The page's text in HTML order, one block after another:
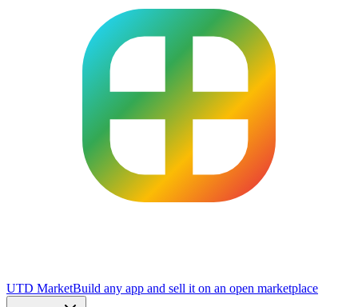
UTD MarketBuild any app and sell it on an open marketplace